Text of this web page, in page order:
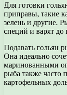
Для готовки
приправы, такие
зелень и другие.
специй и варят до
Подавать гольян
Она идеально
маринованными
рыба также часто
картофельных